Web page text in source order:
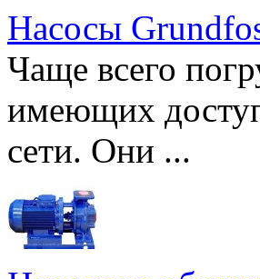
Насосы
Чаще всего
имеющих
сети. Они ...